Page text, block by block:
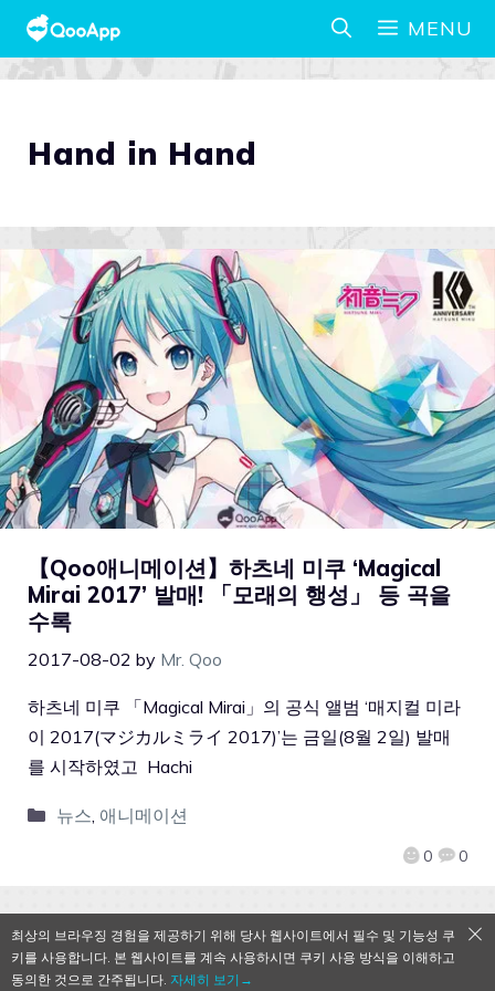
MENU
Hand in Hand
【Qoo애니메이션】하츠네 미쿠 ‘Magical
Mirai 2017’ 발매! 「모래의 행성」 등 곡을
수록
2017-08-02 by Mr. Qoo
0 0
하츠네 미쿠 「Magical Mirai」의 공식 앨범 ‘매지컬 미라
이 2017(マジカルミライ 2017)’는 금일(8월 2일) 발매
를 시작하였고 Hachi
뉴스, 애니메이션
QooApp Limited © 2026
최상의 브라우징 경험을 제공하기 위해 당사 웹사이트에서 필수 및 기능성 쿠
키를 사용합니다. 본 웹사이트를 계속 사용하시면 쿠키 사용 방식을 이해하고
동의한 것으로 간주됩니다. 자세히 보기→